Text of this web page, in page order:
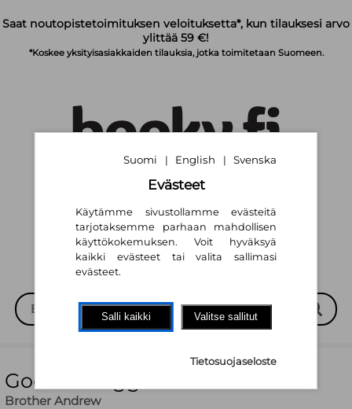
Saat noutopistetoimituksen veloituksetta*, kun tilauksesi arvo
ylittää 59 €!
*Koskee yksityisasiakkaiden tilauksia, jotka toimitetaan Suomeen.
English |
God's Smuggler
Brother Andrew
Suomi | English | Svenska
Evästeet
Käytämme sivustollamme evästeitä
tarjotaksemme parhaan mahdollisen
käyttökokemuksen. Voit hyväksyä
kaikki evästeet tai valita sallimasi
evästeet.
Salli kaikki Valitse sallitut
Tietosuojaseloste